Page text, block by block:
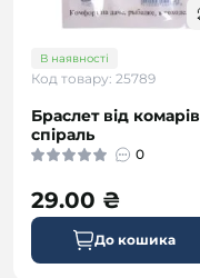
В наявності
Код товару: 25789
Браслет від комарів
спіраль
0
29.00 ₴
До кошика